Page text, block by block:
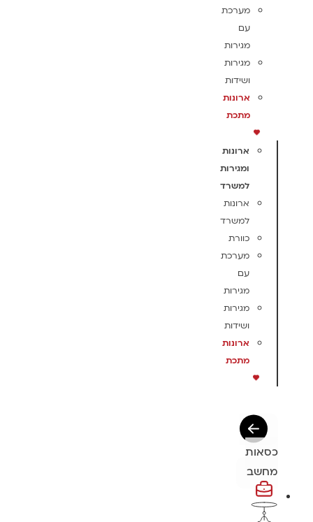
מערכת
עם
מגירות
מגירות
ושידות
ארונות
מתכת
ארונות
ומגירות
למשרד
ארונות
למשרד
כוורת
מערכת
עם
מגירות
מגירות
ושידות
ארונות
מתכת
כסאות
מחשב